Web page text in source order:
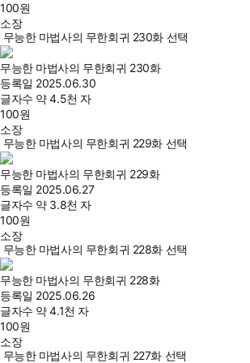
100원
소장
무능한 마법사의 무한회귀 230화 선택
무능한 마법사의 무한회귀 230화
등록일 2025.06.30
글자수 약 4.5천 자
100원
소장
무능한 마법사의 무한회귀 229화 선택
무능한 마법사의 무한회귀 229화
등록일 2025.06.27
글자수 약 3.8천 자
100원
소장
무능한 마법사의 무한회귀 228화 선택
무능한 마법사의 무한회귀 228화
등록일 2025.06.26
글자수 약 4.1천 자
100원
소장
무능한 마법사의 무한회귀 227화 선택